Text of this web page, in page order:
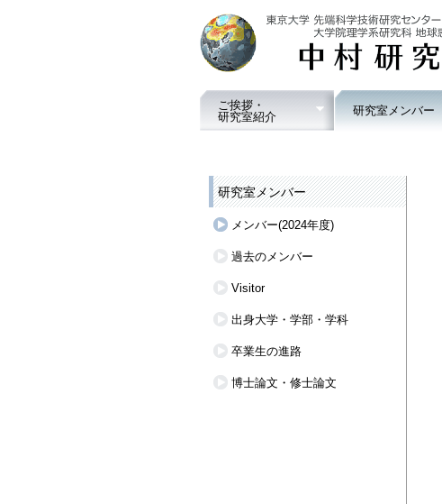
ご挨拶・
研究室紹介
研究室メンバー
研究室メンバー
メンバー(2024年度)
過去のメンバー
Visitor
出身大学・学部・学科
卒業生の進路
博士論文・修士論文